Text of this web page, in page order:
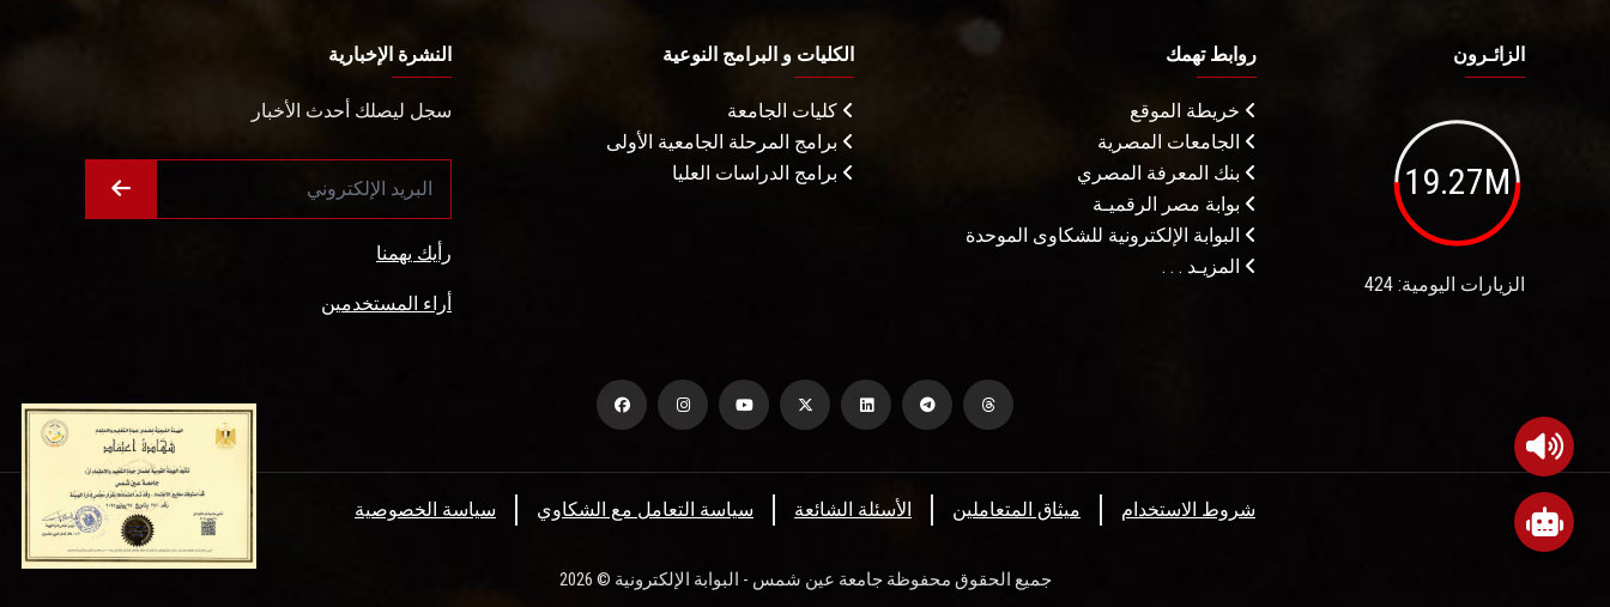
الزائـرون
19.27M
الزيارات اليومية: 424
روابط تهمك
خريطة الموقع
الجامعات المصرية
بنك المعرفة المصري
بوابة مصر الرقميـة
البوابة الإلكترونية للشكاوى الموحدة
المزيـد . . .
الكليات و البرامج النوعية
كليات الجامعة
برامج المرحلة الجامعية الأولى
برامج الدراسات العليا
النشرة الإخبارية
سجل ليصلك أحدث الأخبار
رأيك يهمنا
أراء المستخدمين
سياسة الخصوصية سياسة التعامل مع الشكاوي الأسئلة الشائعة ميثاق المتعاملين شروط الاستخدام
جميع الحقوق محفوظة جامعة عين شمس - البوابة الإلكترونية © 2026